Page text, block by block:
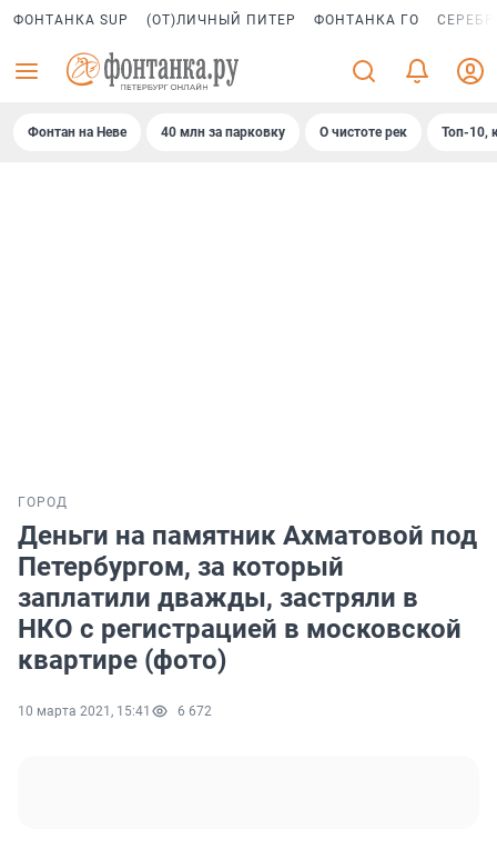
ФОНТАНКА SUP (ОТ)ЛИЧНЫЙ ПИТЕР ФОНТАНКА ГО
Фонтан на Неве 40 млн за парковку О чистоте рек Топ-10,
ГОРОД
Деньги на памятник Ахматовой под
Петербургом, за который
заплатили дважды, застряли в
НКО с регистрацией в московской
квартире (фото)
10 марта 2021, 15:41 6 672